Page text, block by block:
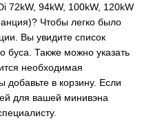
72kW, 94kW, 100kW, 120kW
Чтобы легко было
Вы увидите список
буса. Также можно указать
необходимая
добавьте в корзину. Если
для вашей минивэна